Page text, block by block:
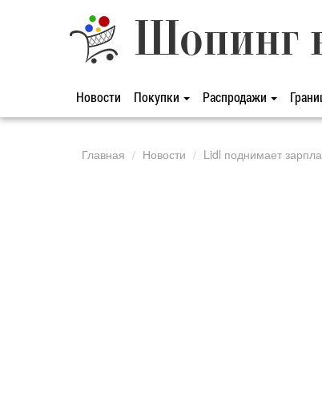
Шопинг
Новости Покупки Распродажи
Главная Новости Lidl поднимает